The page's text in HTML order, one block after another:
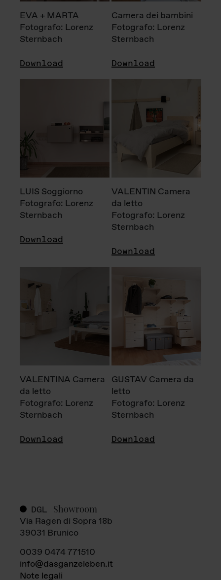
EVA + MARTA
Fotografo: Lorenz
Sternbach
Download
Camera dei bambini
Fotografo: Lorenz
Sternbach
Download
LUIS Soggiorno
Fotografo: Lorenz
Sternbach
Download
VALENTIN Camera
da letto
Fotografo: Lorenz
Sternbach
Download
VALENTINA Camera
da letto
Fotografo: Lorenz
Sternbach
Download
GUSTAV Camera da
letto
Fotografo: Lorenz
Sternbach
Download
DGL Showroom
Via Ragen di Sopra 18b
39031 Brunico
0039 0474 771510
info@dasganzeleben.it
Note legali